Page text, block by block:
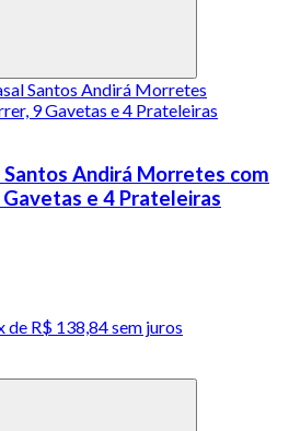
Andirá Morretes com
e 4 Prateleiras
de R$ 138,84 sem juros